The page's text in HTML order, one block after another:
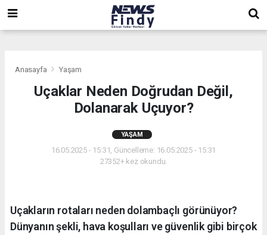
Anasayfa Yaşam
Uçaklar Neden Doğrudan Değil,
Dolanarak Uçuyor?
YAŞAM
16.05.2025 - 15:31, Güncelleme: 16.05.2025 - 15:31
27352+ kez okundu.
Uçakların rotaları neden dolambaçlı görünüyor?
Dünyanın şekli, hava koşulları ve güvenlik gibi birçok